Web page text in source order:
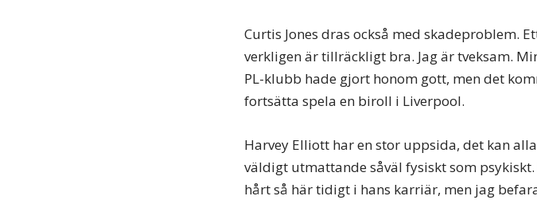
Curtis Jones dras också med skadeproblem.
verkligen är tillräckligt bra. Jag är tveksam.
PL-klubb hade gjort honom gott, men det
fortsätta spela en biroll i Liverpool.
Harvey Elliott har en stor uppsida, det kan
väldigt utmattande såväl fysiskt som
hårt så här tidigt i hans karriär, men jag